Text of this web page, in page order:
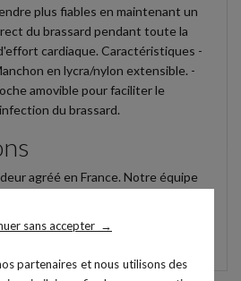
sans accepter →
partenaires et nous utilisons des
plus fiables en maintenant un
du brassard pendant toute la
cardiaque. Caractéristiques -
en lycra/nylon extensible. -
amovible pour faciliter le
du brassard.
agréé en France. Notre équipe